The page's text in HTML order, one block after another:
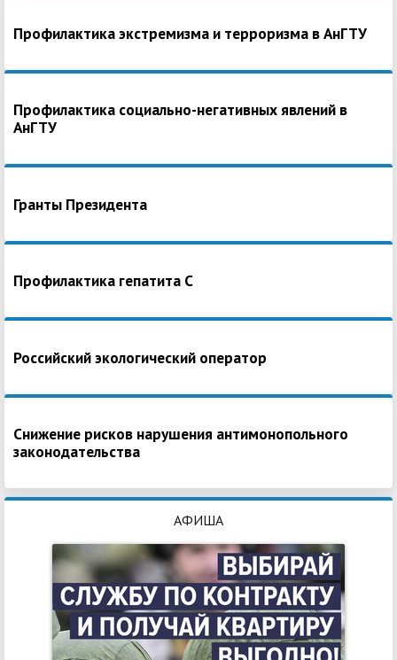
Профилактика экстремизма и терроризма в АнГТУ
Профилактика социально-негативных явлений в
АнГТУ
Гранты Президента
Профилактика гепатита С
Российский экологический оператор
Снижение рисков нарушения антимонопольного
законодательства
АФИША